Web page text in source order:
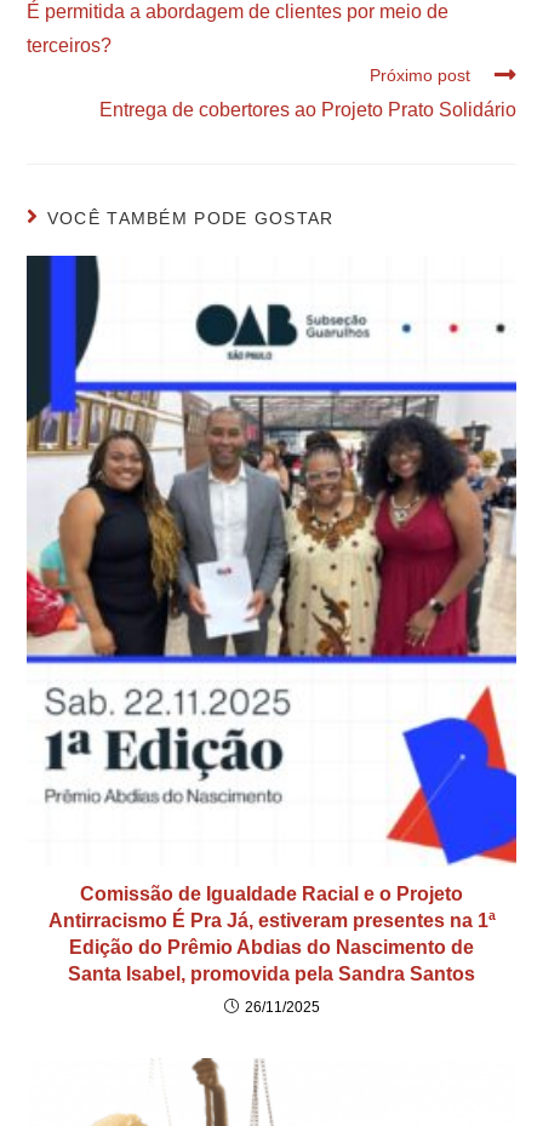
É permitida a abordagem de clientes por meio de
terceiros?
Próximo post
Entrega de cobertores ao Projeto Prato Solidário
VOCÊ TAMBÉM PODE GOSTAR
Comissão de Igualdade Racial e o Projeto
Antirracismo É Pra Já, estiveram presentes na 1ª
Edição do Prêmio Abdias do Nascimento de
Santa Isabel, promovida pela Sandra Santos
26/11/2025